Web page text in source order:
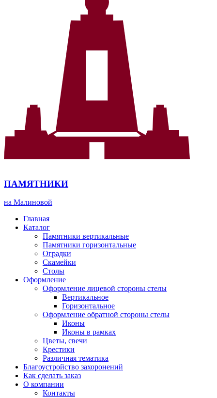
ПАМЯТНИКИ
на Малиновой
Главная
Каталог
Памятники вертикальные
Памятники горизонтальные
Оградки
Скамейки
Столы
Оформление
Оформление лицевой стороны стелы
Вертикальное
Горизонтальное
Оформление обратной стороны стелы
Иконы
Иконы в рамках
Цветы, свечи
Крестики
Различная тематика
Благоустройство захоронений
Как сделать заказ
О компании
Контакты